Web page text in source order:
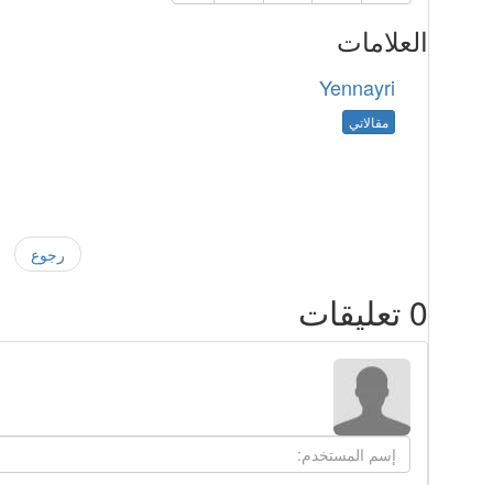
العلامات
Yennayri
مقالاتي
رجوع
0 تعليقات